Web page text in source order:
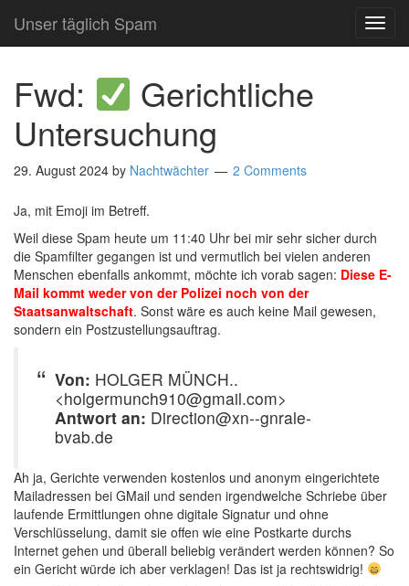
Unser täglich Spam
Fwd:
Gerichtliche
Untersuchung
29. August 2024 by Nachtwächter 2 Comments
Ja, mit Emoji im Betreff.
Weil diese Spam heute um 11:40 Uhr bei mir sehr sicher durch
die Spamfilter gegangen ist und vermutlich bei vielen anderen
Menschen ebenfalls ankommt, möchte ich vorab sagen: Diese E-
Mail kommt weder von der Polizei noch von der
Staatsanwaltschaft. Sonst wäre es auch keine Mail gewesen,
sondern ein Postzustellungsauftrag.
Von: HOLGER MÜNCH..
<holgermunch910@gmail.com>
Antwort an: Direction@xn--gnrale-
bvab.de
Ah ja, Gerichte verwenden kostenlos und anonym eingerichtete
Mailadressen bei GMail und senden irgendwelche Schriebe über
laufende Ermittlungen ohne digitale Signatur und ohne
Verschlüsselung, damit sie offen wie eine Postkarte durchs
Internet gehen und überall beliebig verändert werden können? So
ein Gericht würde ich aber verklagen! Das ist ja rechtswidrig!